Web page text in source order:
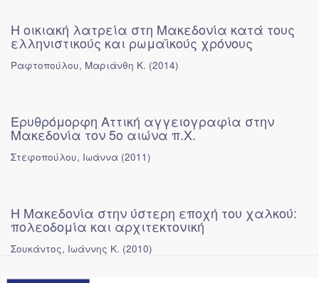
Η οικιακή λατρεία στη Μακεδονία κατά τους
ελληνιστικούς και ρωμαϊκούς χρόνους
Ραφτοπούλου, Μαριάνθη Κ. (2014)
Ερυθρόμορφη Αττική αγγειογραφία στην
Μακεδονία τον 5ο αιώνα π.Χ.
Στεφοπούλου, Ιωάννα (2011)
Η Μακεδονία στην ύστερη εποχή του χαλκού:
πολεοδομία και αρχιτεκτονική
Σουκάντος, Ιωάννης Κ. (2010)